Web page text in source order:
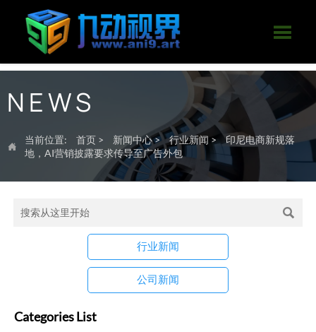

NEWS

当前位置: 首页 > 新闻中心> 行业新闻 > 印尼电商新规落
地，AI营销披露要求传导至广告外包

行业新闻
公司新闻
Categories List